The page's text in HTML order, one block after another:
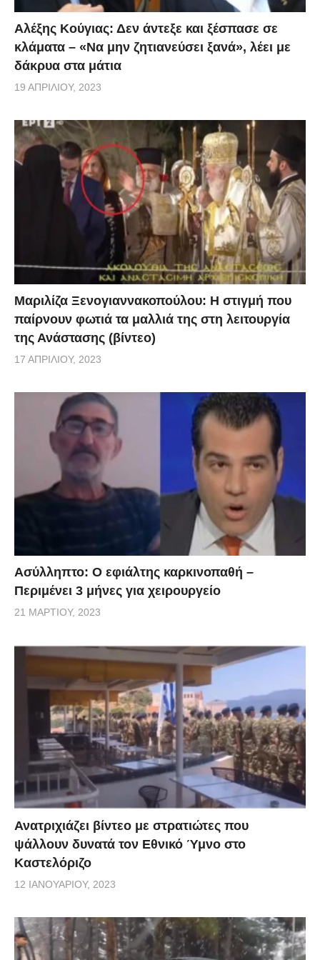
Αλέξης Κούγιας: Δεν άντεξε και ξέσπασε σε
κλάματα – «Να μην ζητιανεύσει ξανά», λέει με
δάκρυα στα μάτια
19 ΑΠΡΙΛΊΟΥ, 2023
Μαριλίζα Ξενογιαννακοπούλου: Η στιγμή που
παίρνουν φωτιά τα μαλλιά της στη λειτουργία
της Ανάστασης (βίντεο)
17 ΑΠΡΙΛΊΟΥ, 2023
Ασύλληπτο: Ο εφιάλτης καρκινοπαθή –
Περιμένει 3 μήνες για χειρουργείο
21 ΜΑΡΤΊΟΥ, 2023
Ανατριχιάζει βίντεο με στρατιώτες που
ψάλλουν δυνατά τον Εθνικό Ύμνο στο
Καστελόριζο
12 ΙΑΝΟΥΑΡΊΟΥ, 2023